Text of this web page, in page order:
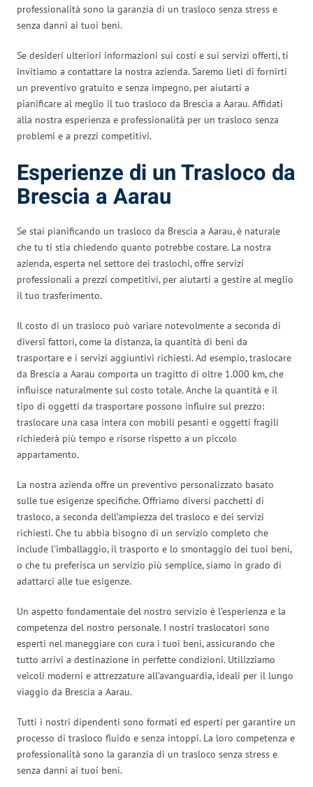
professionalità sono la garanzia di un trasloco senza stress e
senza danni ai tuoi beni.
Se desideri ulteriori informazioni sui costi e sui servizi offerti, ti
invitiamo a contattare la nostra azienda. Saremo lieti di fornirti
un preventivo gratuito e senza impegno, per aiutarti a
pianificare al meglio il tuo trasloco da Brescia a Aarau. Affidati
alla nostra esperienza e professionalità per un trasloco senza
problemi e a prezzi competitivi.
Esperienze di un Trasloco da
Brescia a Aarau
Se stai pianificando un trasloco da Brescia a Aarau, è naturale
che tu ti stia chiedendo quanto potrebbe costare. La nostra
azienda, esperta nel settore dei traslochi, offre servizi
professionali a prezzi competitivi, per aiutarti a gestire al meglio
il tuo trasferimento.
Il costo di un trasloco può variare notevolmente a seconda di
diversi fattori, come la distanza, la quantità di beni da
trasportare e i servizi aggiuntivi richiesti. Ad esempio, traslocare
da Brescia a Aarau comporta un tragitto di oltre 1.000 km, che
influisce naturalmente sul costo totale. Anche la quantità e il
tipo di oggetti da trasportare possono influire sul prezzo:
traslocare una casa intera con mobili pesanti e oggetti fragili
richiederà più tempo e risorse rispetto a un piccolo
appartamento.
La nostra azienda offre un preventivo personalizzato basato
sulle tue esigenze specifiche. Offriamo diversi pacchetti di
trasloco, a seconda dell’ampiezza del trasloco e dei servizi
richiesti. Che tu abbia bisogno di un servizio completo che
include l’imballaggio, il trasporto e lo smontaggio dei tuoi beni,
o che tu preferisca un servizio più semplice, siamo in grado di
adattarci alle tue esigenze.
Un aspetto fondamentale del nostro servizio è l’esperienza e la
competenza del nostro personale. I nostri traslocatori sono
esperti nel maneggiare con cura i tuoi beni, assicurando che
tutto arrivi a destinazione in perfette condizioni. Utilizziamo
veicoli moderni e attrezzature all’avanguardia, ideali per il lungo
viaggio da Brescia a Aarau.
Tutti i nostri dipendenti sono formati ed esperti per garantire un
processo di trasloco fluido e senza intoppi. La loro competenza e
professionalità sono la garanzia di un trasloco senza stress e
senza danni ai tuoi beni.